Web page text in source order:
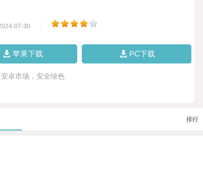
07-30
苹果下载 PC下载
安卓市场，安全绿色
排行